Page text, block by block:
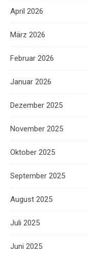
April 2026
März 2026
Februar 2026
Januar 2026
Dezember 2025
November 2025
Oktober 2025
September 2025
August 2025
Juli 2025
Juni 2025